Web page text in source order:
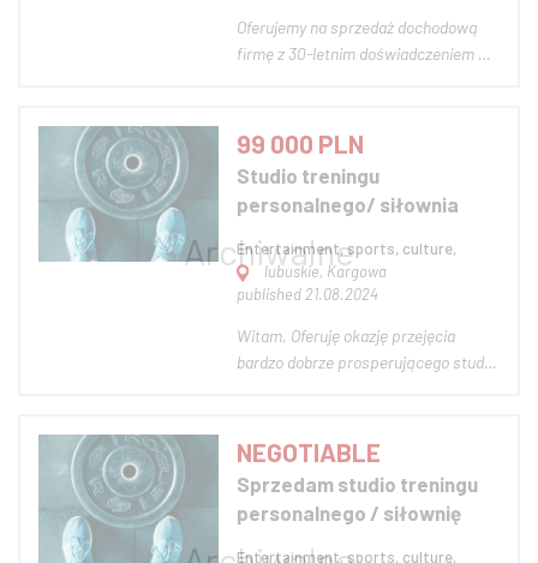
Oferujemy na sprzedaż dochodową
firmę z 30-letnim doświadczeniem w
produktów najwyższej jakości, takich
jak profile, płaskowniki, rury, blachy i
inne elementy sprowadzane
bezpośrednio z hut....
99 000 PLN
Studio treningu
personalnego/ siłownia
Entertainment, sports, culture,
lubuskie, Kargowa
published 21.08.2024
Witam, Oferuję okazję przejęcia
bardzo dobrze prosperującego studia
móc również zrobić tu siłownię.
Studio prosperuje bardzo dobrze
pomimo nie wydania na marketing
żadnej złotów...
NEGOTIABLE
Sprzedam studio treningu
personalnego / siłownię
Entertainment, sports, culture,